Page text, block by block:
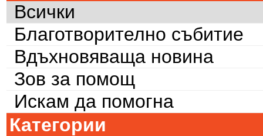
Всички
Благотворително събитие
Вдъхновяваща новина
Зов за помощ
Искам да помогна
Категории